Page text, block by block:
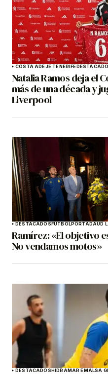
COSTA ADEJE TENERIFE
Natalia Ramos deja el
más de una década y
Liverpool
DESTACADOSFÚTBOLPORTADAUD
Ramírez: «El objetivo
No vendamos motos»
DESTACADOSHIDRAMAR EMALSA